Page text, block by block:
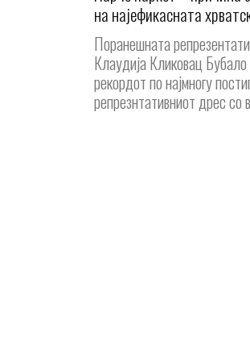
на најефикасната
Поранешната
Клаудија Кликовац
рекордот по најмногу
репрезнтативниот дрес со